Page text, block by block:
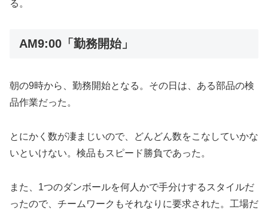
る。
AM9:00「勤務開始」
朝の9時から、勤務開始となる。その日は、ある部品の検
品作業だった。
とにかく数が凄まじいので、どんどん数をこなしていかな
いといけない。検品もスピード勝負であった。
また、1つのダンボールを何人かで手分けするスタイルだ
ったので、チームワークもそれなりに要求された。工場だ